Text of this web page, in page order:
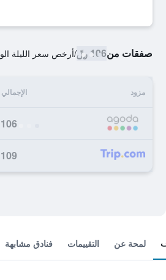
صفقات من106 ﷼ /أرخص سعر الليلة
مزود
106 ﷼
109 ﷼
لمحة عن التقييمات فنادق مشابهة